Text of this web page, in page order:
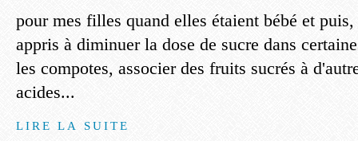
pour mes filles quand elles étaient bébé et
appris à diminuer la dose de sucre dans
les compotes, associer des fruits sucrés à
acides...
LIRE LA SUITE